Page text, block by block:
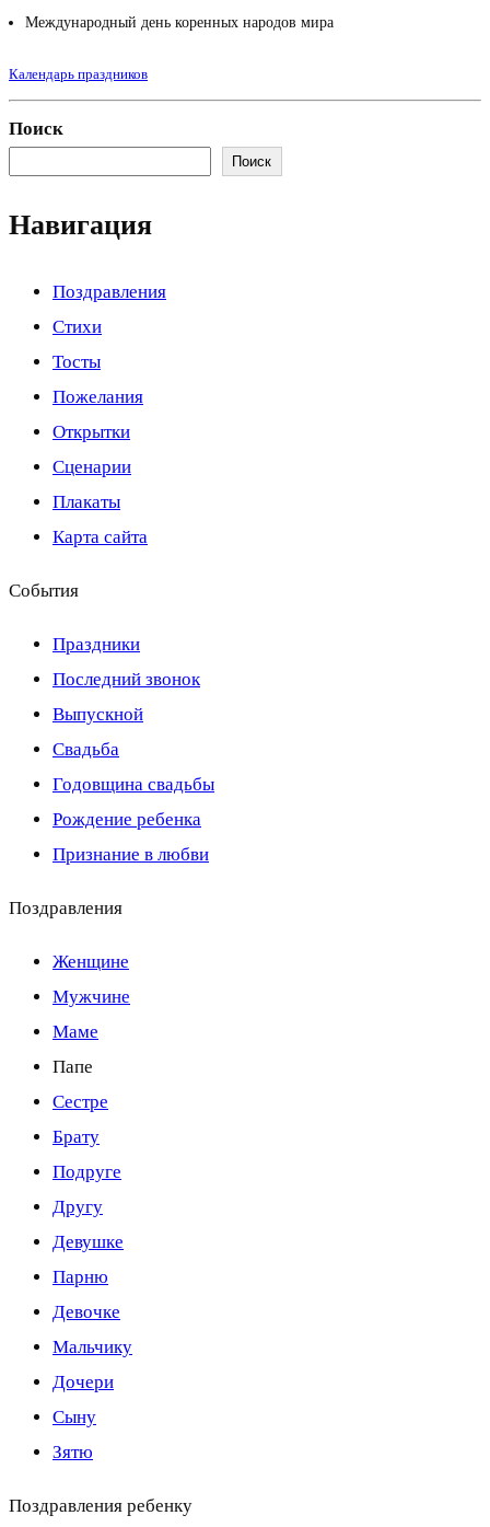
Международный день коренных народов мира
Календарь праздников
Поиск
Поиск
Навигация
Поздравления
Стихи
Тосты
Пожелания
Открытки
Сценарии
Плакаты
Карта сайта
События
Праздники
Последний звонок
Выпускной
Свадьба
Годовщина свадьбы
Рождение ребенка
Признание в любви
Поздравления
Женщине
Мужчине
Маме
Папе
Сестре
Брату
Подруге
Другу
Девушке
Парню
Девочке
Мальчику
Дочери
Сыну
Зятю
Поздравления ребенку